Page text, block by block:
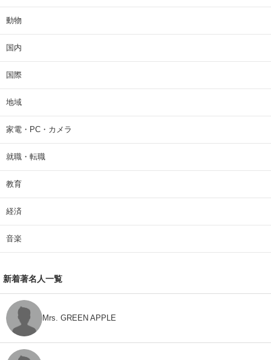
動物
国内
国際
地域
家電・PC・カメラ
就職・転職
教育
経済
音楽
新着著名人一覧
Mrs. GREEN APPLE